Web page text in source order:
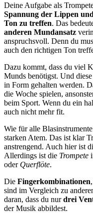
Deine Aufgabe als
Spannung der Lippen
Ton zu treffen. Das
anderen Mundansatz
anspruchsvoll. Denn du
auch den richtigen Ton
Dazu kommt, dass du viel
Munds benötigst. Und
in Form gehalten werden.
die Woche spielen,
beim Sport. Wenn du ein
auch nicht mehr fit.
Wie für alle
starken Atem. Das ist klar
anstrengend. Auch hier ist
Allerdings ist die Trompete
oder Querflöte.
Die Fingerkombinationen
sind im Vergleich zu
daran, dass du nurdrei
der Musik abbildest.